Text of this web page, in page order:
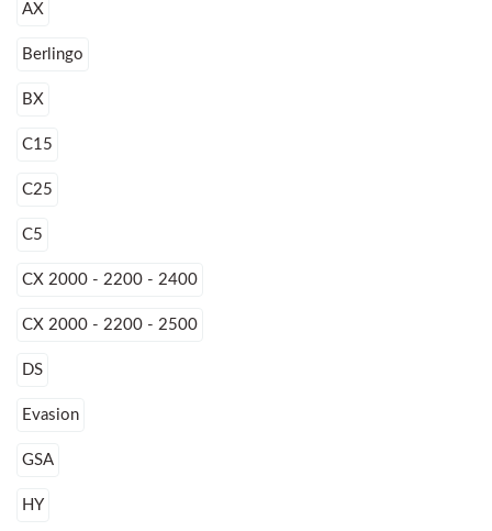
AX
Berlingo
BX
C15
C25
C5
CX 2000 - 2200 - 2400
CX 2000 - 2200 - 2500
DS
Evasion
GSA
HY